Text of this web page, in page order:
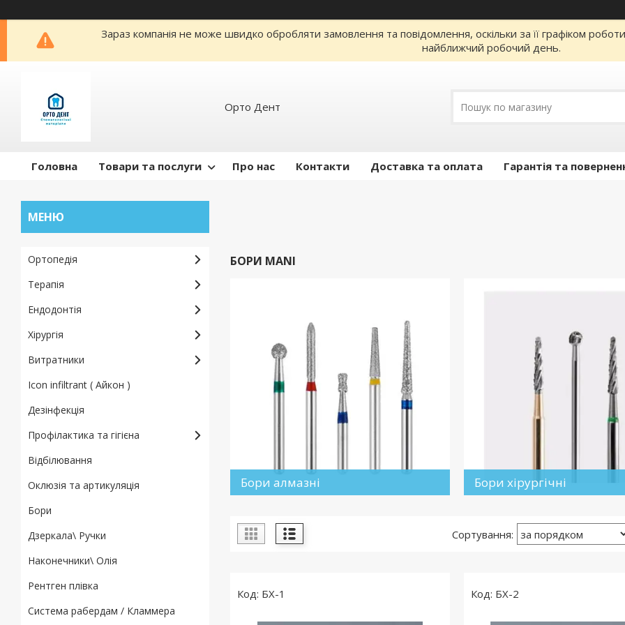
Зараз компанія не може швидко обробляти замовлення та повідомлення, оскільки за її графіком
найближчий робочий день.
Орто Дент
Головна Товари та послуги Про нас Контакти Доставка та оплата Гарантія та
БОРИ MANI
Бори алмазні Бори хірургічні
БХ-1 БХ-2
Ортопедія
Терапія
Ендодонтія
Хірургія
Витратники
Icon infiltrant ( Айкон )
Дезінфекція
Профілактика та гігієна
Відбілювання
Оклюзія та артикуляція
Бори
Дзеркала\ Ручки
Наконечники\ Олія
Рентген плівка
Система рабердам / Кламмера